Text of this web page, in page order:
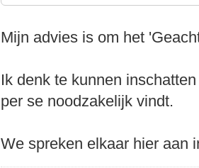
Mijn advies is om het
Ik denk te kunnen
per se noodzakelijk vindt.
We spreken elkaar hier aan